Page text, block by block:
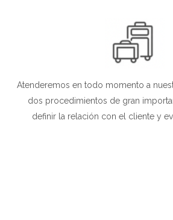
Atenderemos en todo momento a
dos procedimientos de gran
definir la relación con el cliente y